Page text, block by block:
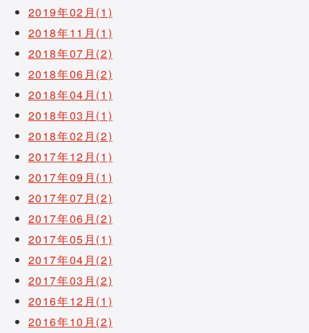
2019年02月(1)
2018年11月(1)
2018年07月(2)
2018年06月(2)
2018年04月(1)
2018年03月(1)
2018年02月(2)
2017年12月(1)
2017年09月(1)
2017年07月(2)
2017年06月(2)
2017年05月(1)
2017年04月(2)
2017年03月(2)
2016年12月(1)
2016年10月(2)